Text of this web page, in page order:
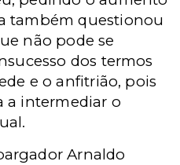
também questionou
não pode se
dos termos
e o anfitrião, pois
a intermediar o
Arnaldo